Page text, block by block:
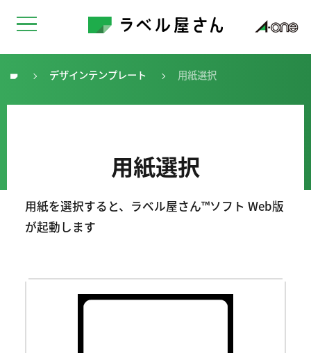
トップ デザインテンプレート 用紙選択
用紙選択
用紙を選択すると、ラベル屋さん™ソフト Web版
が起動します